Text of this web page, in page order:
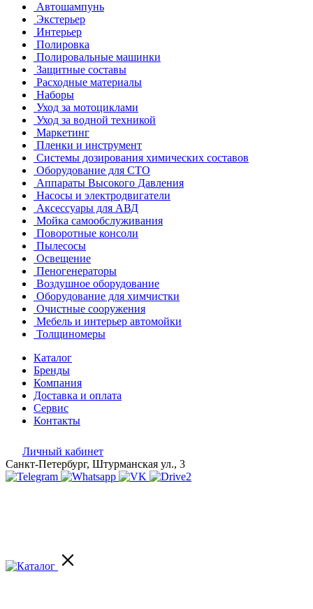
Автошампунь
Экстерьер
Интерьер
Полировка
Полировальные машинки
Защитные составы
Расходные материалы
Наборы
Уход за мотоциклами
Уход за водной техникой
Маркетинг
Пленки и инструмент
Системы дозирования химических составов
Оборудование для СТО
Аппараты Высокого Давления
Насосы и электродвигатели
Аксессуары для АВД
Мойка самообслуживания
Поворотные консоли
Пылесосы
Освещение
Пеногенераторы
Воздушное оборудование
Оборудование для химчистки
Очистные сооружения
Мебель и интерьер автомойки
Толщиномеры
Каталог
Бренды
Компания
Доставка и оплата
Сервис
Контакты
Личный кабинет
Санкт-Петербург, Штурманская ул., 3